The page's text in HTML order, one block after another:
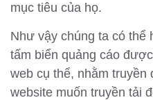
mục tiêu của họ.
Như vậy chúng ta có thể
tấm biển quảng cáo
web cụ thể, nhằm truyền
website muốn truyền tải